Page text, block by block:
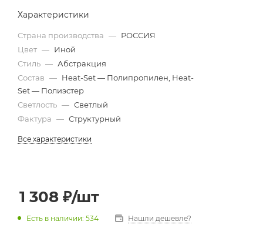
Характеристики
Страна производства — РОССИЯ
Цвет — Иной
Стиль — Абстракция
Состав — Heat-Set — Полипропилен, Heat-
Set — Полиэстер
Светлость — Светлый
Фактура — Структурный
Все характеристики
1 308 ₽/шт
Есть в наличии: 534 Нашли дешевле?